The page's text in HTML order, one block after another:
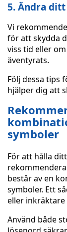
5. Ändra
Vi
för att skydda
viss tid eller
äventyrats.
Följ dessa tips
hjälper dig att
symboler
För att hålla
består av en
symboler. Ett
eller inkräktare
Använd både